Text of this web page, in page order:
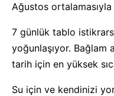
Ağustos
7 günlük tablo
yoğunlaşıyor. Bağlam
tarih için en yüksek
Su için ve kendinizi